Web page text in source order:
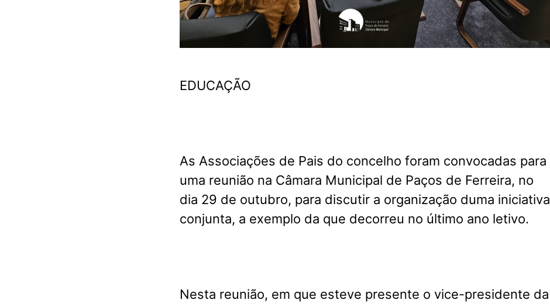
EDUCAÇÃO
As Associações de Pais do concelho foram convocadas para
uma reunião na Câmara Municipal de Paços de Ferreira, no
dia 29 de outubro, para discutir a organização duma iniciativa
conjunta, a exemplo da que decorreu no último ano letivo.
Nesta reunião, em que esteve presente o vice-presidente da